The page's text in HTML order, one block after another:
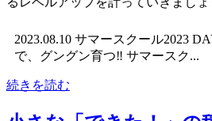
2023.08.10 サマースクール2023
で、グングン育つ‼︎ サマースク...
続きを読む